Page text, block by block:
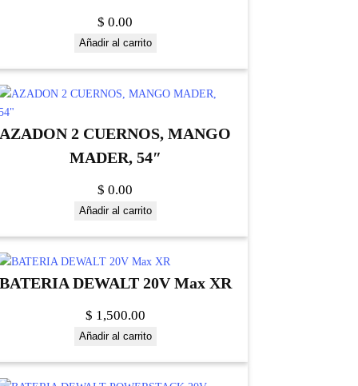
$ 0.00
Añadir al carrito
AZADON 2 CUERNOS, MANGO
MADER, 54″
$ 0.00
Añadir al carrito
DEWALT 20V Max XR
$ 1,500.00
Añadir al carrito